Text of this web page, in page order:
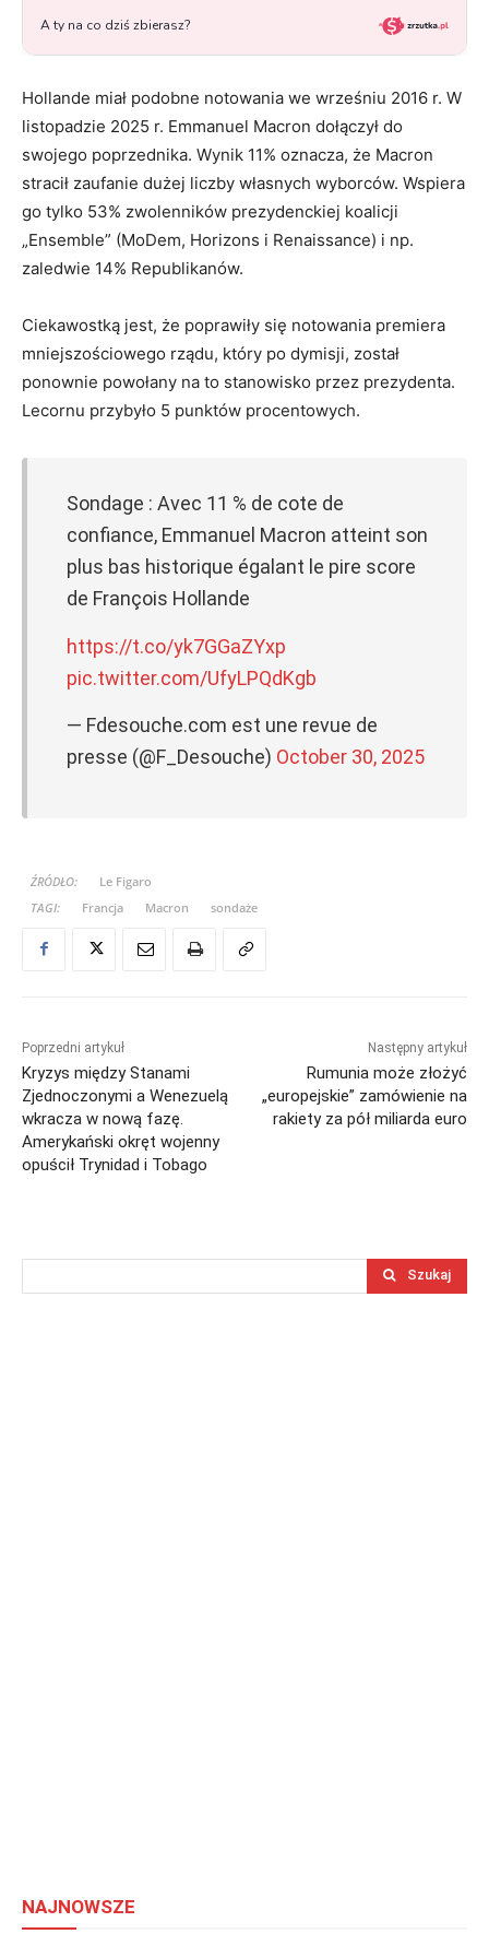
Hollande miał podobne notowania we wrześniu 2016 r. W
listopadzie 2025 r. Emmanuel Macron dołączył do
swojego poprzednika. Wynik 11% oznacza, że Macron
stracił zaufanie dużej liczby własnych wyborców. Wspiera
go tylko 53% zwolenników prezydenckiej koalicji
„Ensemble” (MoDem, Horizons i Renaissance) i np.
zaledwie 14% Republikanów.
Ciekawostką jest, że poprawiły się notowania premiera
mniejszościowego rządu, który po dymisji, został
ponownie powołany na to stanowisko przez prezydenta.
Lecornu przybyło 5 punktów procentowych.
Sondage : Avec 11 % de cote de
confiance, Emmanuel Macron atteint son
plus bas historique égalant le pire score
de François Hollande
https://t.co/yk7GGaZYxp
pic.twitter.com/UfyLPQdKgb
— Fdesouche.com est une revue de
presse (@F_Desouche) October 30, 2025
ŹRÓDŁO:
Le Figaro
TAGI:
Francja Macron sondaże
Poprzedni artykuł
Kryzys między Stanami
Zjednoczonymi a Wenezuelą
wkracza w nową fazę.
Amerykański okręt wojenny
opuścił Trynidad i Tobago
Następny artykuł
Rumunia może złożyć
„europejskie” zamówienie na
rakiety za pół miliarda euro
Szukaj
NAJNOWSZE